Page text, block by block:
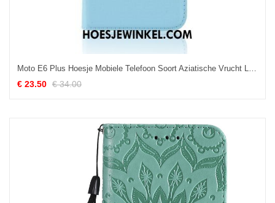
Moto E6 Plus Hoesje Mobiele Telefoon Soort Aziatische Vrucht Leren Etui, Moto E6 Plus Hoesje Trend Blauw
€ 23.50 € 34.00